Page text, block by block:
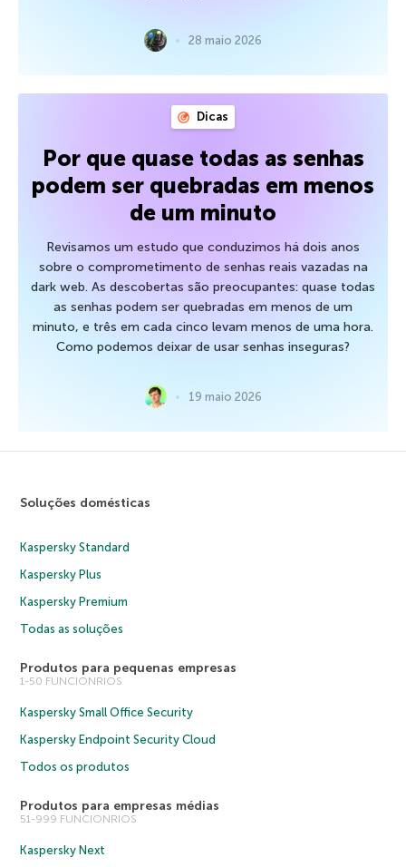
28 maio 2026
Dicas
Por que quase todas as senhas
podem ser quebradas em menos
de um minuto
Revisamos um estudo que conduzimos há dois anos
sobre o comprometimento de senhas reais vazadas na
dark web. As descobertas são preocupantes: quase todas
as senhas podem ser quebradas em menos de um
minuto, e três em cada cinco levam menos de uma hora.
Como podemos deixar de usar senhas inseguras?
19 maio 2026
Soluções domésticas
Kaspersky Standard
Kaspersky Plus
Kaspersky Premium
Todas as soluções
Produtos para pequenas empresas
1-50 FUNCIONRIOS
Kaspersky Small Office Security
Kaspersky Endpoint Security Cloud
Todos os produtos
Produtos para empresas médias
51-999 FUNCIONRIOS
Kaspersky Next